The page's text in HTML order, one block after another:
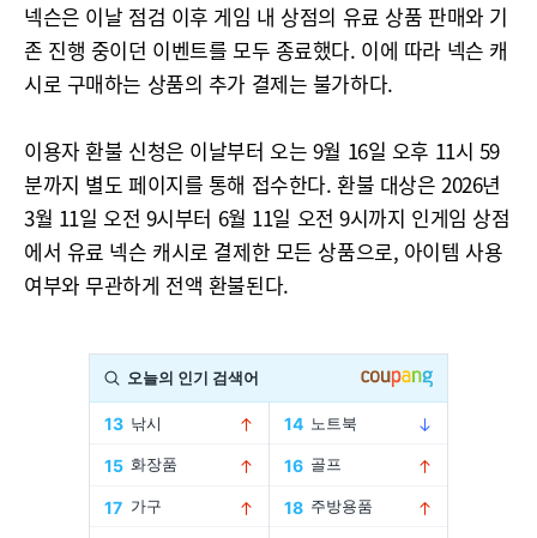
넥슨은 이날 점검 이후 게임 내 상점의 유료 상품 판매와 기
존 진행 중이던 이벤트를 모두 종료했다. 이에 따라 넥슨 캐
시로 구매하는 상품의 추가 결제는 불가하다.
이용자 환불 신청은 이날부터 오는 9월 16일 오후 11시 59
분까지 별도 페이지를 통해 접수한다. 환불 대상은 2026년
3월 11일 오전 9시부터 6월 11일 오전 9시까지 인게임 상점
에서 유료 넥슨 캐시로 결제한 모든 상품으로, 아이템 사용
여부와 무관하게 전액 환불된다.